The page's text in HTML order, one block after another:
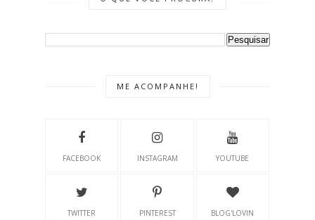
ME ACOMPANHE!
FACEBOOK INSTAGRAM YOUTUBE
TWITTER PINTEREST BLOG'LOVIN